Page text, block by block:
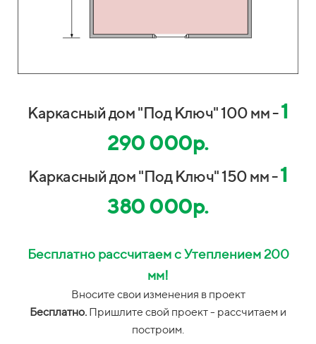
Каркасный дом "Под Ключ" 100 мм -1
290 000р.
Каркасный дом "Под Ключ" 150 мм -1
380 000р.
Бесплатно рассчитаем с Утеплением 200
мм!
Вносите свои изменения в проект
Бесплатно. Пришлите свой проект - рассчитаем и
построим.